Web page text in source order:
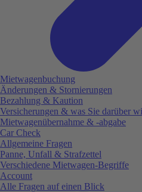
Mietwagenbuchung
Änderungen & Stornierungen
Bezahlung & Kaution
Versicherungen & was Sie darüber
Mietwagenübernahme & -abgabe
Car Check
Allgemeine Fragen
Panne, Unfall & Strafzettel
Verschiedene Mietwagen-Begriffe
Account
Alle Fragen auf einen Blick